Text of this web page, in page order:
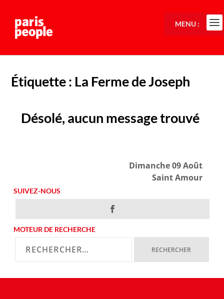
Étiquette : La Ferme de Joseph
Désolé, aucun message trouvé
Dimanche 09 Août
Saint Amour
SUIVEZ-NOUS
MOTEUR DE RECHERCHE
MENU :